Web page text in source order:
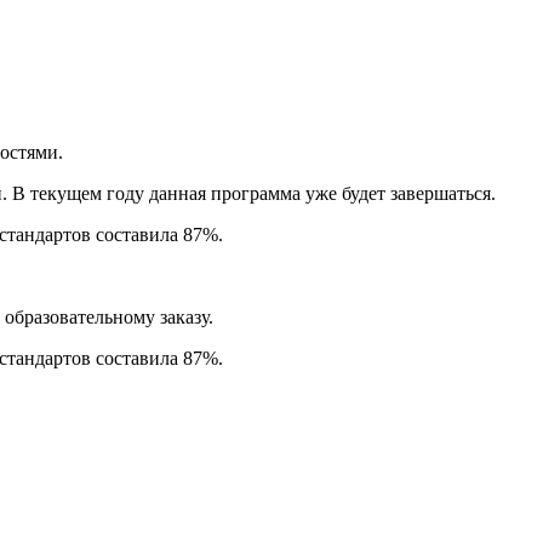
текущем году данная программа уже будет завершаться.
составила 87%.
заказу.
составила 87%.